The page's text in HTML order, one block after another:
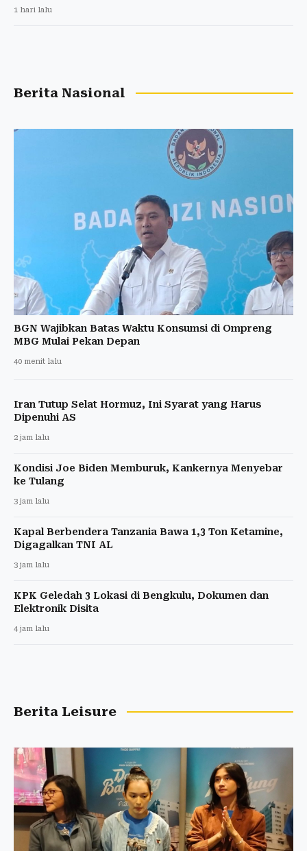
1 hari lalu
Berita Nasional
BGN Wajibkan Batas Waktu Konsumsi di Ompreng
MBG Mulai Pekan Depan
40 menit lalu
Iran Tutup Selat Hormuz, Ini Syarat yang Harus
Dipenuhi AS
2 jam lalu
Kondisi Joe Biden Memburuk, Kankernya Menyebar
ke Tulang
3 jam lalu
Kapal Berbendera Tanzania Bawa 1,3 Ton Ketamine,
Digagalkan TNI AL
3 jam lalu
KPK Geledah 3 Lokasi di Bengkulu, Dokumen dan
Elektronik Disita
4 jam lalu
Berita Leisure